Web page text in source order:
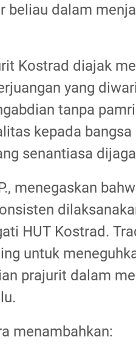
beliau dalam
Kostrad diajak
yang
tanpa
kepada bangsa
senantiasa
menegaskan
HUT Kostrad.
untuk
prajurit dalam
menambahkan: